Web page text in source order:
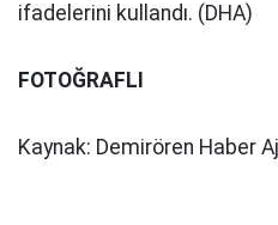
ifadelerini kullandı. (DHA)
FOTOĞRAFLI
Kaynak: Demirören Haber